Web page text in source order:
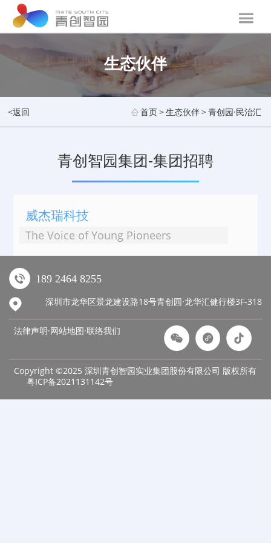
生态伙伴
<返回 首页>生态伙伴>青创园·民治汇
青创智园集团-集团招聘
威杰瑞科技
The Voice of Young Pioneers
189 2464 8255
深圳市龙华区景龙建设路18号青创园·龙华汇健行楼3F-318
法律声明·网站地图·联络我们
Copyright ©2025 深圳青创智园实业集团股份有限公司 版权所有
粤ICP备2021131142号